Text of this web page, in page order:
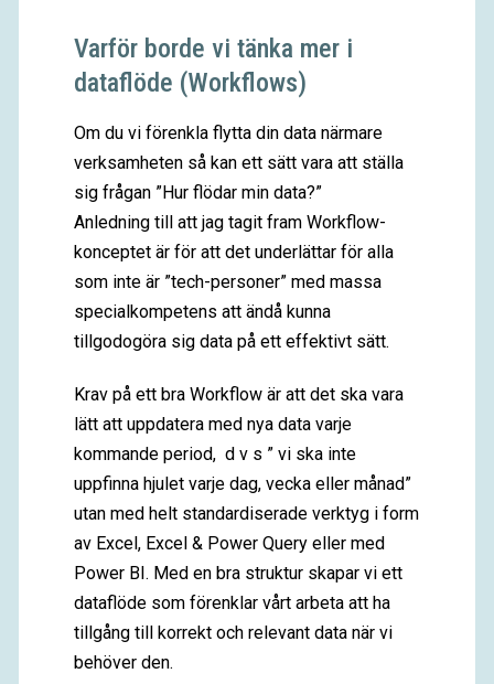
Varför borde vi tänka mer i
dataflöde (Workflows)
Om du vi förenkla flytta din data närmare
verksamheten så kan ett sätt vara att ställa
sig frågan ”Hur flödar min data?”
Anledning till att jag tagit fram Workflow-
konceptet är för att det underlättar för alla
som inte är ”tech-personer” med massa
specialkompetens att ändå kunna
tillgodogöra sig data på ett effektivt sätt.
Krav på ett bra Workflow är att det ska vara
lätt att uppdatera med nya data varje
kommande period, d v s ” vi ska inte
uppfinna hjulet varje dag, vecka eller månad”
utan med helt standardiserade verktyg i form
av Excel, Excel & Power Query eller med
Power BI. Med en bra struktur skapar vi ett
dataflöde som förenklar vårt arbeta att ha
tillgång till korrekt och relevant data när vi
behöver den.